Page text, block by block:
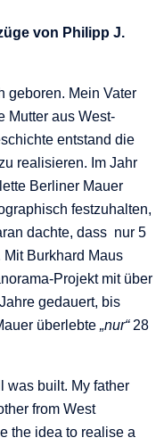
von Philipp J.
geboren. Mein Vater
Mutter aus West-
entstand die
realisieren. Im Jahr
Berliner Mauer
festzuhalten,
dachte, dass nur 5
Burkhard Maus
Projekt mit über
gedauert, bis
überlebte „nur“28
was built. My father
from West
the idea to realise a